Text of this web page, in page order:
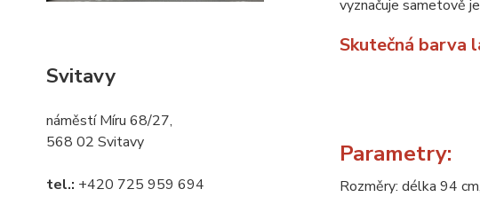
Svitavy
náměstí Míru 68/27,
568 02 Svitavy
tel.: +420 725 959 694
vyznačuje sametově
Skutečná barva
Parametry:
Rozměry: délka 94